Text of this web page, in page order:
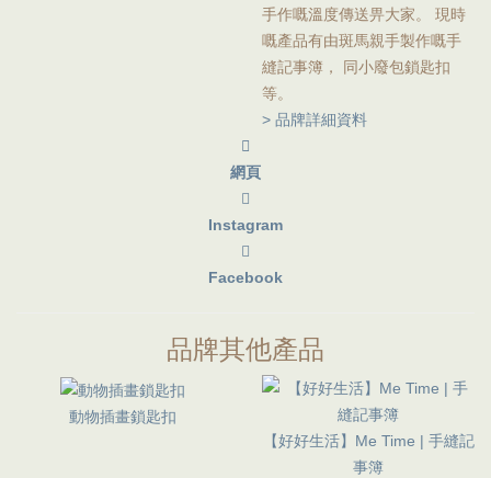
手作嘅溫度傳送畀大家。 現時
嘅產品有由斑馬親手製作嘅手
縫記事簿， 同小廢包鎖匙扣
等。
> 品牌詳細資料
網頁
Instagram
Facebook
品牌其他產品
動物插畫鎖匙扣
【好好生活】Me Time | 手縫記
事簿